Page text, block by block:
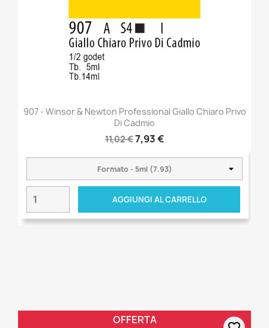
907 - Winsor & Newton Professional Giallo Chiaro Privo
Di Cadmio
11,02 €7,93 €
AGGIUNGI AL CARRELLO
OFFERTA